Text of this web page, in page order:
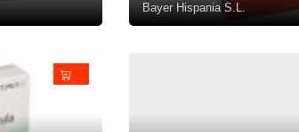
Bayer Hispania S.L.